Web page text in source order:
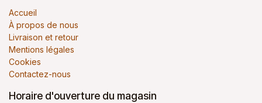
Accueil
À propos de nous
Livraison et retour
Mentions légales
Cookies
Contactez-nous
Horaire d'ouverture du magasin